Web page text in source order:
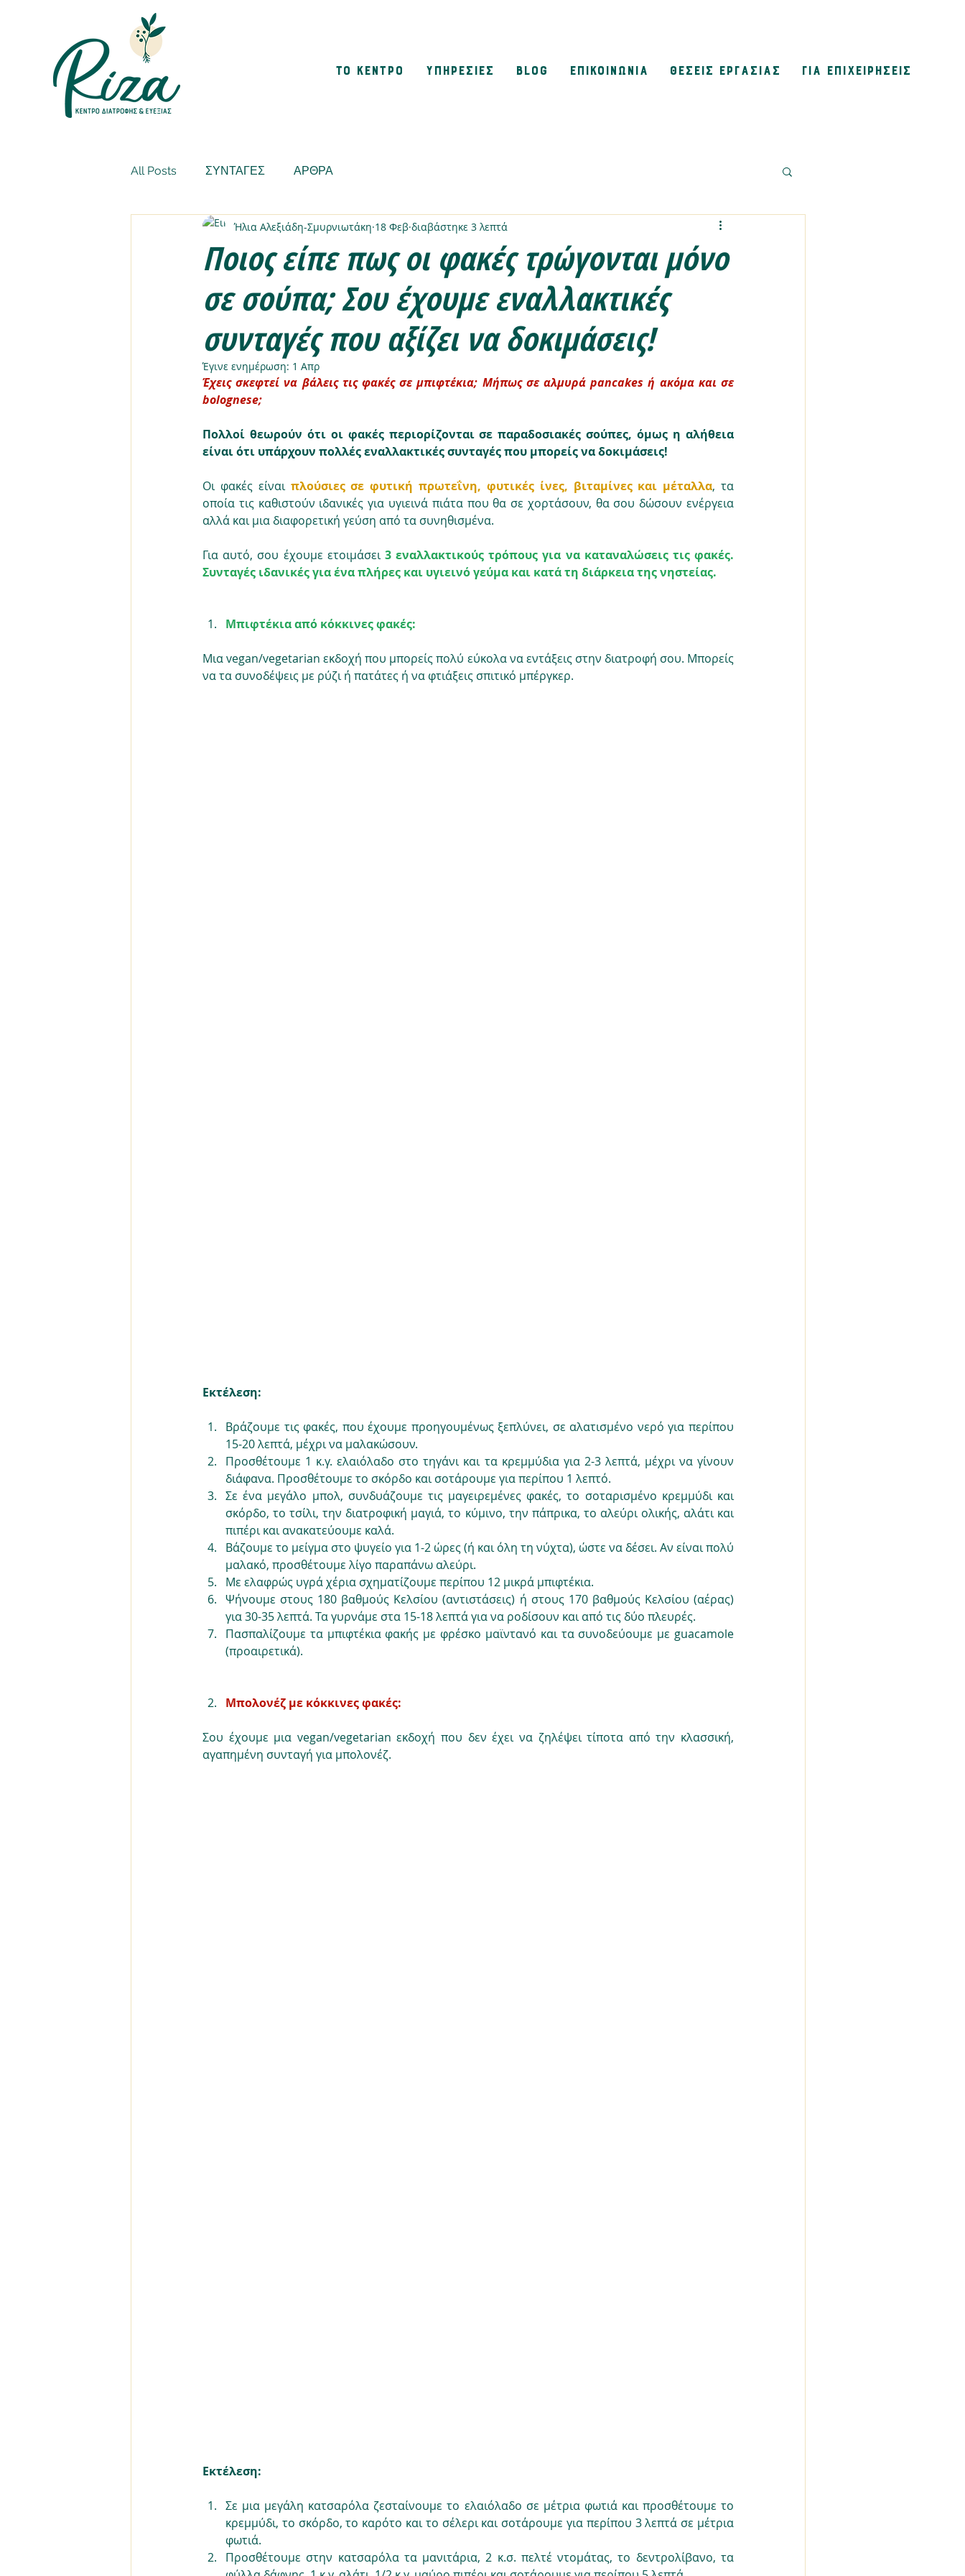
ΤΟ ΚΕΝΤΡΟ ΥΠΗΡΕΣΙΕΣ BLOG ΕΠΙΚΟΙΝΩΝΙΑ ΘΕΣΕΙΣ ΕΡΓΑΣΙΑΣ ΓΙΑ ΕΠΙΧΕΙΡΗΣΕΙΣ
All Posts ΣΥΝΤΑΓΕΣ ΑΡΘΡΑ
Ποιος είπε πως οι φακές τρώγονται μόνο
σε σούπα; Σου έχουμε εναλλακτικές
συνταγές που αξίζει να δοκιμάσεις!
Ήλια Αλεξιάδη-Σμυρνιωτάκη 18 Φεβ διαβάστηκε 3 λεπτά
Έγινε ενημέρωση: 1 Απρ
Έχεις σκεφτεί να βάλεις τις φακές σε μπιφτέκια; Μήπως σε αλμυρά pancakes ή ακόμα και σε
bolognese;
Πολλοί θεωρούν ότι οι φακές περιορίζονται σε παραδοσιακές σούπες, όμως η αλήθεια
είναι ότι υπάρχουν πολλές εναλλακτικές συνταγές που μπορείς να δοκιμάσεις!
Οι φακές είναι πλούσιες σε φυτική πρωτεΐνη, φυτικές ίνες, βιταμίνες και μέταλλα, τα
οποία τις καθιστούν ιδανικές για υγιεινά πιάτα που θα σε χορτάσουν, θα σου δώσουν ενέργεια
αλλά και μια διαφορετική γεύση από τα συνηθισμένα.
Για αυτό, σου έχουμε ετοιμάσει 3 εναλλακτικούς τρόπους για να καταναλώσεις τις φακές.
Συνταγές ιδανικές για ένα πλήρες και υγιεινό γεύμα και κατά τη διάρκεια της νηστείας.
Μπιφτέκια από κόκκινες φακές:
Μια vegan/vegetarian εκδοχή που μπορείς πολύ εύκολα να εντάξεις στην διατροφή σου. Μπορείς
να τα συνοδέψεις με ρύζι ή πατάτες ή να φτιάξεις σπιτικό μπέργκερ.
Εκτέλεση:
Βράζουμε τις φακές, που έχουμε προηγουμένως ξεπλύνει, σε αλατισμένο νερό για περίπου
15-20 λεπτά, μέχρι να μαλακώσουν.
Προσθέτουμε 1 κ.γ. ελαιόλαδο στο τηγάνι και τα κρεμμύδια για 2-3 λεπτά, μέχρι να γίνουν
διάφανα. Προσθέτουμε το σκόρδο και σοτάρουμε για περίπου 1 λεπτό.
Σε ένα μεγάλο μπολ, συνδυάζουμε τις μαγειρεμένες φακές, το σοταρισμένο κρεμμύδι και
σκόρδο, το τσίλι, την διατροφική μαγιά, το κύμινο, την πάπρικα, το αλεύρι ολικής, αλάτι και
πιπέρι και ανακατεύουμε καλά.
Βάζουμε το μείγμα στο ψυγείο για 1-2 ώρες (ή και όλη τη νύχτα), ώστε να δέσει. Αν είναι πολύ
μαλακό, προσθέτουμε λίγο παραπάνω αλεύρι.
Με ελαφρώς υγρά χέρια σχηματίζουμε περίπου 12 μικρά μπιφτέκια.
Ψήνουμε στους 180 βαθμούς Κελσίου (αντιστάσεις) ή στους 170 βαθμούς Κελσίου (αέρας)
για 30-35 λεπτά. Τα γυρνάμε στα 15-18 λεπτά για να ροδίσουν και από τις δύο πλευρές.
Πασπαλίζουμε τα μπιφτέκια φακής με φρέσκο μαϊντανό και τα συνοδεύουμε με guacamole
(προαιρετικά).
Μπολονέζ με κόκκινες φακές:
Σου έχουμε μια vegan/vegetarian εκδοχή που δεν έχει να ζηλέψει τίποτα από την κλασσική,
αγαπημένη συνταγή για μπολονέζ.
Εκτέλεση:
Σε μια μεγάλη κατσαρόλα ζεσταίνουμε το ελαιόλαδο σε μέτρια φωτιά και προσθέτουμε το
κρεμμύδι, το σκόρδο, το καρότο και το σέλερι και σοτάρουμε για περίπου 3 λεπτά σε μέτρια
φωτιά.
Προσθέτουμε στην κατσαρόλα τα μανιτάρια, 2 κ.σ. πελτέ ντομάτας, το δεντρολίβανο, τα